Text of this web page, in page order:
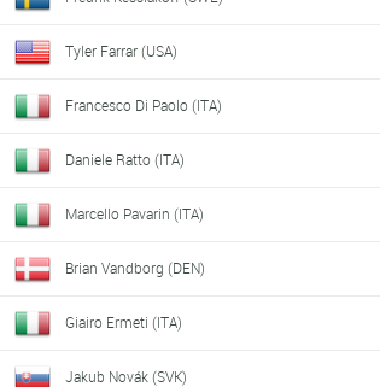
Tyler Farrar (USA)
Francesco Di Paolo (ITA)
Daniele Ratto (ITA)
Marcello Pavarin (ITA)
Brian Vandborg (DEN)
Giairo Ermeti (ITA)
Jakub Novák (SVK)